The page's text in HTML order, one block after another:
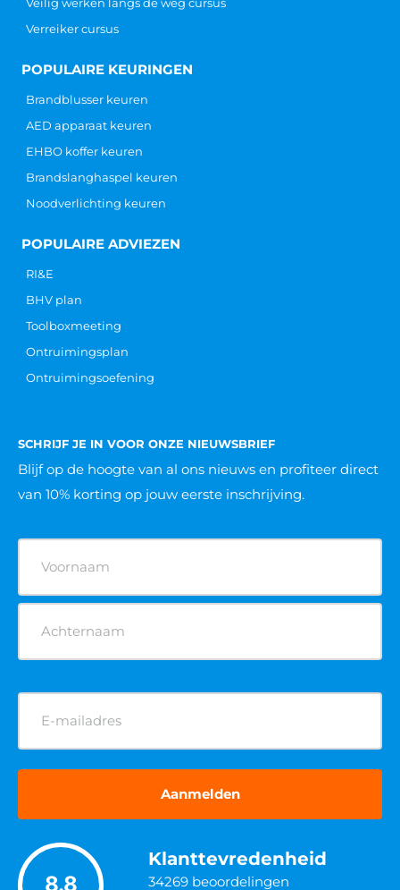
Veilig werken langs de weg cursus
Verreiker cursus
POPULAIRE KEURINGEN
Brandblusser keuren
AED apparaat keuren
EHBO koffer keuren
Brandslanghaspel keuren
Noodverlichting keuren
POPULAIRE ADVIEZEN
RI&E
BHV plan
Toolboxmeeting
Ontruimingsplan
Ontruimingsoefening
SCHRIJF JE IN VOOR ONZE NIEUWSBRIEF
Blijf op de hoogte van al ons nieuws en profiteer direct
van 10% korting op jouw eerste inschrijving.
(Vereist)
E-
mailadres
(Vereist)
8.8
Klanttevredenheid
34269 beoordelingen